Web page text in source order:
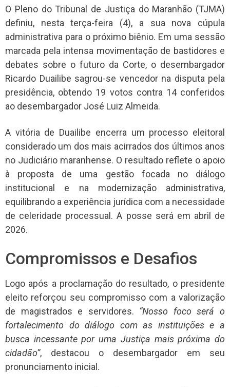
O Pleno do Tribunal de Justiça do Maranhão (TJMA)
definiu, nesta terça-feira (4), a sua nova cúpula
administrativa para o próximo biênio. Em uma sessão
marcada pela intensa movimentação de bastidores e
debates sobre o futuro da Corte, o desembargador
Ricardo Duailibe sagrou-se vencedor na disputa pela
presidência, obtendo 19 votos contra 14 conferidos
ao desembargador José Luiz Almeida.
A vitória de Duailibe encerra um processo eleitoral
considerado um dos mais acirrados dos últimos anos
no Judiciário maranhense. O resultado reflete o apoio
à proposta de uma gestão focada no diálogo
institucional e na modernização administrativa,
equilibrando a experiência jurídica com a necessidade
de celeridade processual. A posse será em abril de
2026.
Compromissos e Desafios
Logo após a proclamação do resultado, o presidente
eleito reforçou seu compromisso com a valorização
de magistrados e servidores. “Nosso foco será o
fortalecimento do diálogo com as instituições e a
busca incessante por uma Justiça mais próxima do
cidadão”, destacou o desembargador em seu
pronunciamento inicial.